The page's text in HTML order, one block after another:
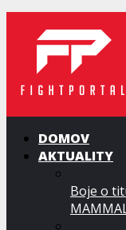
DOMOV
AKTUALITY
Boje o